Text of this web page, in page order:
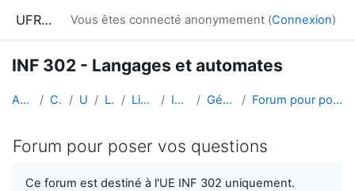
UFRIM²AG : Moodle Vous êtes connecté anonymement (Connexion)
INF 302 - Langages et automates
Accueil Cours UGA L.S.T Licence 2 INF 302 Généralités Forum pour poser vos questions
Forum pour poser vos questions
Ce forum est destiné à l'UE INF 302 uniquement.